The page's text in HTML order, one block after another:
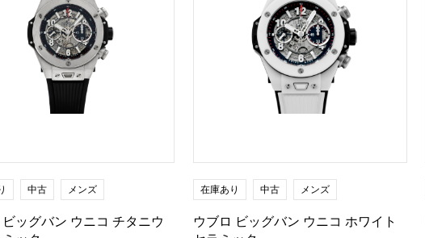
中古 メンズ
ッグバン ウニコ チタニウ
在庫あり 中古 メンズ
ウブロ ビッグバン ウニコ ホワイト